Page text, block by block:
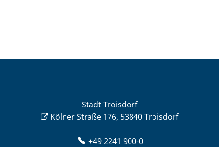
Stadt Troisdorf
Kölner Straße 176, 53840 Troisdorf
+49 2241 900-0